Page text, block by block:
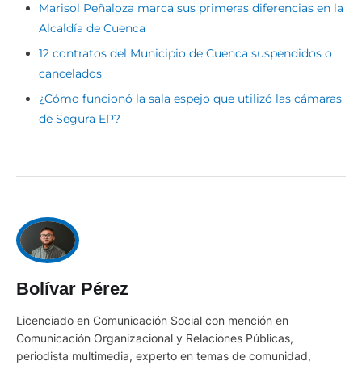
Marisol Peñaloza marca sus primeras diferencias en la
Alcaldía de Cuenca
12 contratos del Municipio de Cuenca suspendidos o
cancelados
¿Cómo funcionó la sala espejo que utilizó las cámaras
de Segura EP?
Bolívar Pérez
Licenciado en Comunicación Social con mención en
Comunicación Organizacional y Relaciones Públicas,
periodista multimedia, experto en temas de comunidad,